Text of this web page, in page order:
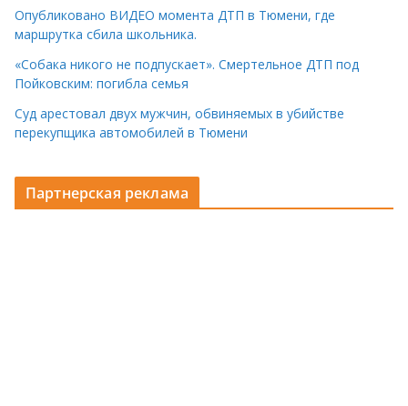
Опубликовано ВИДЕО момента ДТП в Тюмени, где
маршрутка сбила школьника.
«Собака никого не подпускает». Смертельное ДТП под
Пойковским: погибла семья
Суд арестовал двух мужчин, обвиняемых в убийстве
перекупщика автомобилей в Тюмени
Партнерская реклама